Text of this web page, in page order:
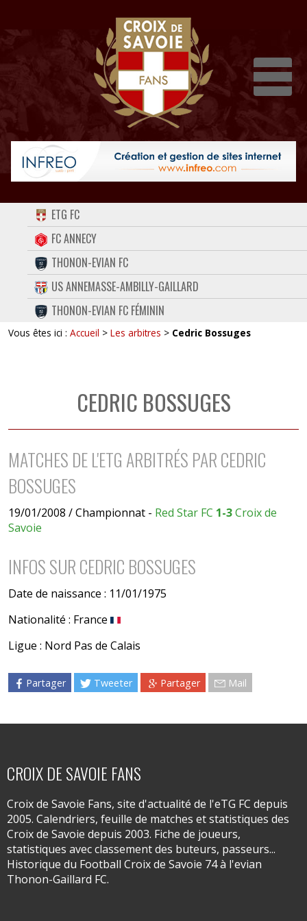
ACCUEIL
FORUM
CONTACT
FACEBOOK
TWITTER
ETG FC
FC ANNECY
THONON-EVIAN FC
US ANNEMASSE-AMBILLY-GAILLARD
THONON-EVIAN FC FÉMININ
Vous êtes ici : Accueil > Les arbitres > Cedric Bossuges
CEDRIC BOSSUGES
MATCHES DE L'ETG ARBITRÉS PAR CEDRIC
BOSSUGES
19/01/2008 / Championnat - Red Star FC 1-3Croix de
Savoie
INFOS SUR CEDRIC BOSSUGES
Date de naissance : 11/01/1975
Nationalité : France
Ligue : Nord Pas de Calais
Partager Tweeter Partager Mail
CROIX DE SAVOIE FANS
Croix de Savoie Fans, site d'actualité de l'eTG FC depuis
2005. Calendriers, feuille de matches et statistiques des
Croix de Savoie depuis 2003. Fiche de joueurs,
statistiques avec classement des buteurs, passeurs...
Historique du Football Croix de Savoie 74 à l'evian
Thonon-Gaillard FC.